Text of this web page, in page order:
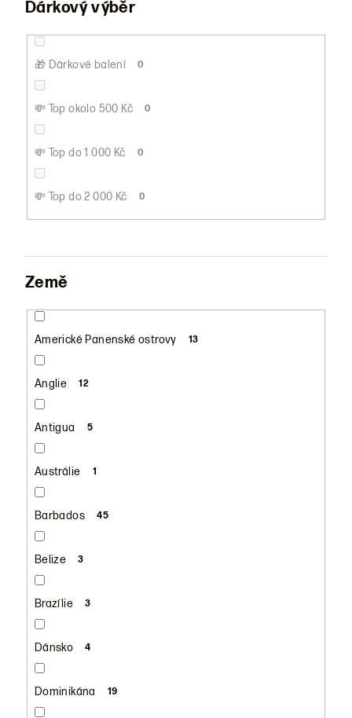
Dárkový výběr
🎁 Dárkové balení 0
💸 Top okolo 500 Kč 0
💸 Top do 1 000 Kč 0
💸 Top do 2 000 Kč 0
Země
Americké Panenské ostrovy 13
Anglie 12
Antigua 5
Austrálie 1
Barbados 45
Belize 3
Brazílie 3
Dánsko 4
Dominikána 19